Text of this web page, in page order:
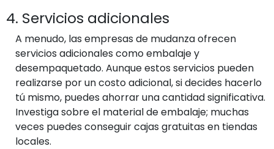
4. Servicios adicionales
A menudo, las empresas de mudanza ofrecen
servicios adicionales como embalaje y
desempaquetado. Aunque estos servicios pueden
realizarse por un costo adicional, si decides hacerlo
tú mismo, puedes ahorrar una cantidad significativa.
Investiga sobre el material de embalaje; muchas
veces puedes conseguir cajas gratuitas en tiendas
locales.